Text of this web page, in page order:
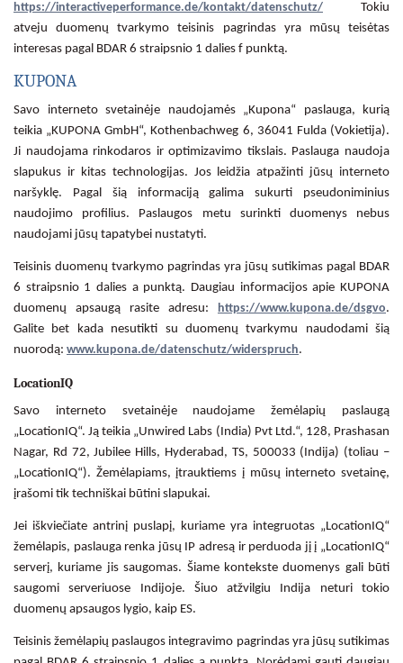
https://interactiveperformance.de/kontakt/datenschutz/ Tokiu
atveju duomenų tvarkymo teisinis pagrindas yra mūsų teisėtas
interesas pagal BDAR 6 straipsnio 1 dalies f punktą.
KUPONA
Savo interneto svetainėje naudojamės „Kupona“ paslauga, kurią
teikia „KUPONA GmbH“, Kothenbachweg 6, 36041 Fulda (Vokietija).
Ji naudojama rinkodaros ir optimizavimo tikslais. Paslauga naudoja
slapukus ir kitas technologijas. Jos leidžia atpažinti jūsų interneto
naršyklę. Pagal šią informaciją galima sukurti pseudoniminius
naudojimo profilius. Paslaugos metu surinkti duomenys nebus
naudojami jūsų tapatybei nustatyti.
Teisinis duomenų tvarkymo pagrindas yra jūsų sutikimas pagal BDAR
6 straipsnio 1 dalies a punktą. Daugiau informacijos apie KUPONA
duomenų apsaugą rasite adresu: https://www.kupona.de/dsgvo.
Galite bet kada nesutikti su duomenų tvarkymu naudodami šią
nuorodą: www.kupona.de/datenschutz/widerspruch.
LocationIQ
Savo interneto svetainėje naudojame žemėlapių paslaugą
„LocationIQ“. Ją teikia „Unwired Labs (India) Pvt Ltd.“, 128, Prashasan
Nagar, Rd 72, Jubilee Hills, Hyderabad, TS, 500033 (Indija) (toliau –
„LocationIQ“). Žemėlapiams, įtrauktiems į mūsų interneto svetainę,
įrašomi tik techniškai būtini slapukai.
Jei iškviečiate antrinį puslapį, kuriame yra integruotas „LocationIQ“
žemėlapis, paslauga renka jūsų IP adresą ir perduoda jį į „LocationIQ“
serverį, kuriame jis saugomas. Šiame kontekste duomenys gali būti
saugomi serveriuose Indijoje. Šiuo atžvilgiu Indija neturi tokio
duomenų apsaugos lygio, kaip ES.
Teisinis žemėlapių paslaugos integravimo pagrindas yra jūsų sutikimas